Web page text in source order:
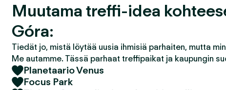
u
Muutama treffi-idea
Góra:
Tiedät jo, mistä löytää uusia ihmisiä parhaiten, mutta
Me autamme. Tässä parhaat treffipaikat ja kaupungin
Planetaario Venus
Focus Park